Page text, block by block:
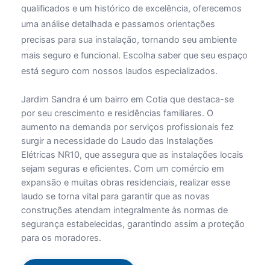
qualificados e um histórico de excelência, oferecemos
uma análise detalhada e passamos orientações
precisas para sua instalação, tornando seu ambiente
mais seguro e funcional. Escolha saber que seu espaço
está seguro com nossos laudos especializados.
Jardim Sandra é um bairro em Cotia que destaca-se
por seu crescimento e residências familiares. O
aumento na demanda por serviços profissionais fez
surgir a necessidade do Laudo das Instalações
Elétricas NR10, que assegura que as instalações locais
sejam seguras e eficientes. Com um comércio em
expansão e muitas obras residenciais, realizar esse
laudo se torna vital para garantir que as novas
construções atendam integralmente às normas de
segurança estabelecidas, garantindo assim a proteção
para os moradores.